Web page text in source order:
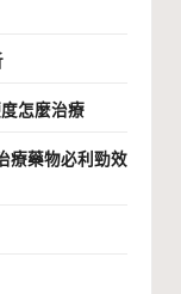
怎麼治療
療藥物必利勁效